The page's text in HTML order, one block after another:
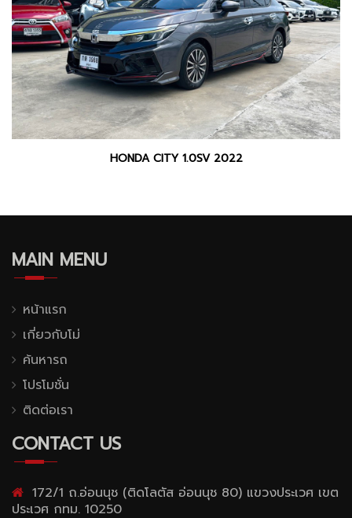
HONDA CITY 1.0SV 2022
MAIN MENU
หน้าแรก
เกี่ยวกับโม่
ค้นหารถ
โปรโมชั่น
ติดต่อเรา
CONTACT US
172/1 ถ.อ่อนนุช (ติดโลตัส อ่อนนุช 80) แขวงประเวศ เขต
ประเวศ กทม. 10250